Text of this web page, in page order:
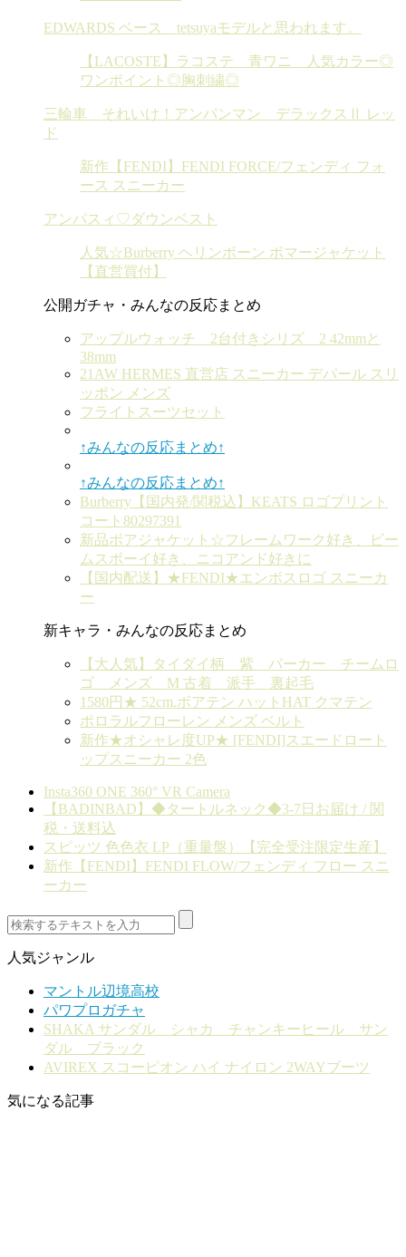
EDWARDS ベース tetsuyaモデルと思われます。
【LACOSTE】ラコステ 青ワニ 人気カラー◎
ワンポイント◎胸刺繍◎
三輪車 それいけ！アンパンマン デラックスⅡ レッ
ド
新作【FENDI】FENDI FORCE/フェンディ フォ
ース スニーカー
アンパスィ♡ダウンベスト
人気☆Burberry ヘリンボーン ボマージャケット
【直営買付】
公開ガチャ・みんなの反応まとめ
アップルウォッチ 2台付きシリズ 2 42mmと
38mm
21AW HERMES 直営店 スニーカー デパール スリ
ッポン メンズ
フライトスーツセット
↑みんなの反応まとめ↑
↑みんなの反応まとめ↑
Burberry【国内発/関税込】KEATS ロゴプリント
コート80297391
新品ボアジャケット☆フレームワーク好き、ビー
ムスボーイ好き、ニコアンド好きに
【国内配送】★FENDI★エンボスロゴ スニーカ
ー
新キャラ・みんなの反応まとめ
【大人気】タイダイ柄 紫 パーカー チームロ
ゴ メンズ M 古着 派手 裏起毛
1580円★ 52cm.ボアテン ハットHAT クマテン
ポロラルフローレン メンズ ベルト
新作★オシャレ度UP★ [FENDI]スエードロート
ップスニーカー 2色
Insta360 ONE 360° VR Camera
【BADINBAD】◆タートルネック◆3-7日お届け / 関
税・送料込
スピッツ 色色衣 LP（重量盤）【完全受注限定生産】
新作【FENDI】FENDI FLOW/フェンディ フロー スニ
ーカー
人気ジャンル
マントル辺境高校
パワプロガチャ
SHAKA サンダル シャカ チャンキーヒール サン
ダル ブラック
AVIREX スコーピオン ハイ ナイロン 2WAYブーツ
気になる記事